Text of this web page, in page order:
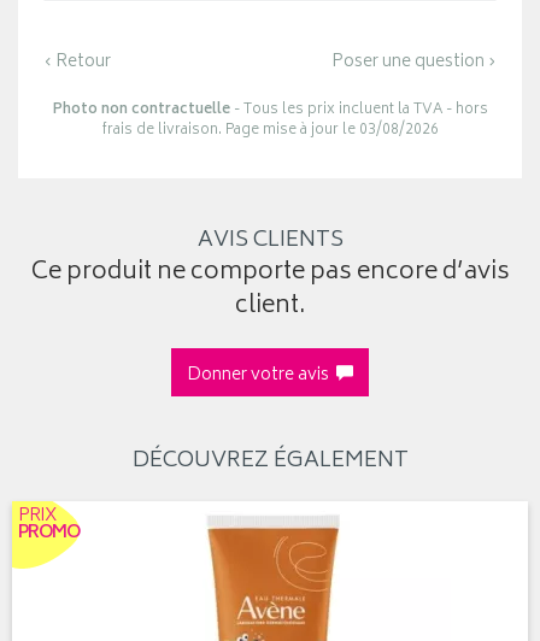
‹ Retour Poser une question ›
Photo non contractuelle- Tous les prix incluent la TVA - hors
frais de livraison. Page mise à jour le 03/08/2026
AVIS CLIENTS
Ce produit ne comporte pas encore d’avis
client.
Donner votre avis
DÉCOUVREZ ÉGALEMENT
PRIX
PROMO